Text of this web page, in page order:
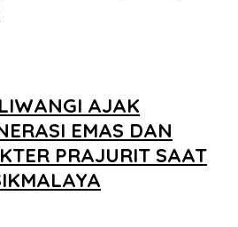
AJAK
EMAS DAN
PRAJURIT SAAT